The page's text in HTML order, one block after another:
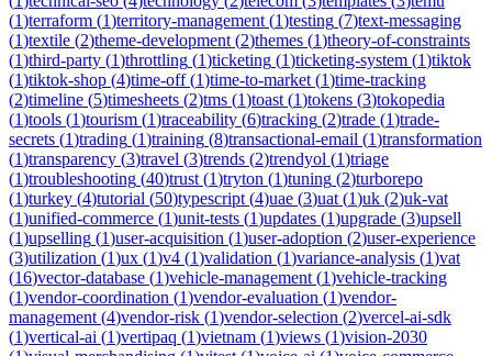
(1)terraform (1)territory-management (1)testing (7)text-messaging
(1)textile (2)theme-development (2)themes (1)theory-of-constraints
(1)third-party (1)throttling (1)ticketing (1)ticketing-system (1)tiktok
(1)tiktok-shop (4)time-off(1)time-to-market (1)time-tracking
(2)timeline (5)timesheets (2)tms (1)toast (1)tokens (3)tokopedia
(1)tools (1)tourism (1)traceability (6)tracking (2)trade (1)trade-
secrets (1)trading (1)training (8)transactional-email (1)transformation
(1)transparency (3)travel (3)trends (2)trendyol (1)triage
(1)troubleshooting (40)trust (1)tryton (1)tuning (2)turborepo
(1)turkey (4)tutorial (50)typescript (4)uae (3)uat (1)uk (2)uk-vat
(1)unified-commerce (1)unit-tests (1)updates (1)upgrade (3)upsell
(1)upselling (1)user-acquisition (1)user-adoption (2)user-experience
(3)utilization (1)ux (1)v4 (1)validation (1)variance-analysis (1)vat
(16)vector-database (1)vehicle-management (1)vehicle-tracking
(1)vendor-coordination (1)vendor-evaluation (1)vendor-
management (4)vendor-risk (1)vendor-selection (2)vercel-ai-sdk
(1)vertical-ai (1)vertipaq (1)vietnam (1)views (1)vision-2030